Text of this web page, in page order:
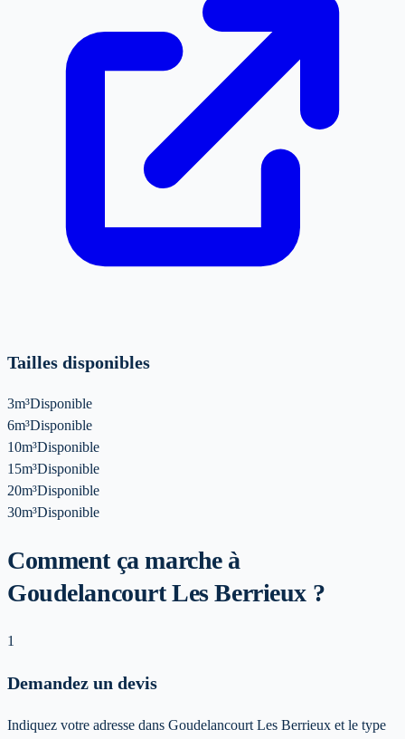
Tailles disponibles
3m³Disponible
6m³Disponible
10m³Disponible
15m³Disponible
20m³Disponible
30m³Disponible
Comment ça marche à
Goudelancourt Les Berrieux ?
1
Demandez un devis
Indiquez votre adresse dans Goudelancourt Les Berrieux et le type